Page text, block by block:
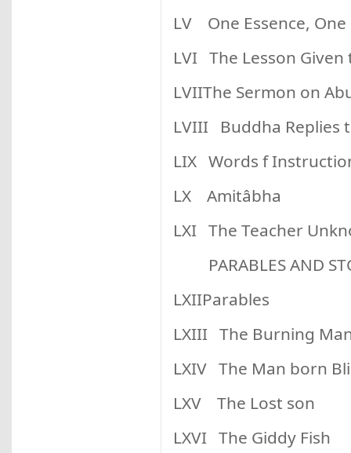
LV One Essence, One
LVI The Lesson Given
LVIIThe Sermon on
LVIII Buddha Replies
LIX Words f
LX Amitâbha
LXI The Teacher
PARABLES AND
LXIIParables
LXIII The Burning
LXIV The Man born
LXV The Lost son
LXVI The Giddy Fish